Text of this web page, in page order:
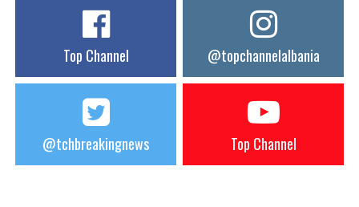
Top Channel @topchannelalbania
@tchbreakingnews Top Channel